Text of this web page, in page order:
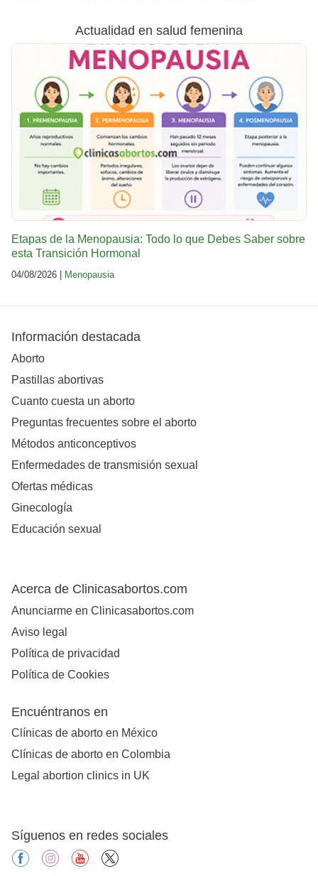
Actualidad en salud femenina
Etapas de la Menopausia: Todo lo que Debes Saber sobre
esta Transición Hormonal
04/08/2026 | Menopausia
Información destacada
Aborto
Pastillas abortivas
Cuanto cuesta un aborto
Preguntas frecuentes sobre el aborto
Métodos anticonceptivos
Enfermedades de transmisión sexual
Ofertas médicas
Ginecología
Educación sexual
Acerca de Clinicasabortos.com
Anunciarme en Clinicasabortos.com
Aviso legal
Política de privacidad
Política de Cookies
Encuéntranos en
Clínicas de aborto en México
Clínicas de aborto en Colombia
Legal abortion clinics in UK
Síguenos en redes sociales
facebookinstagramyoutube